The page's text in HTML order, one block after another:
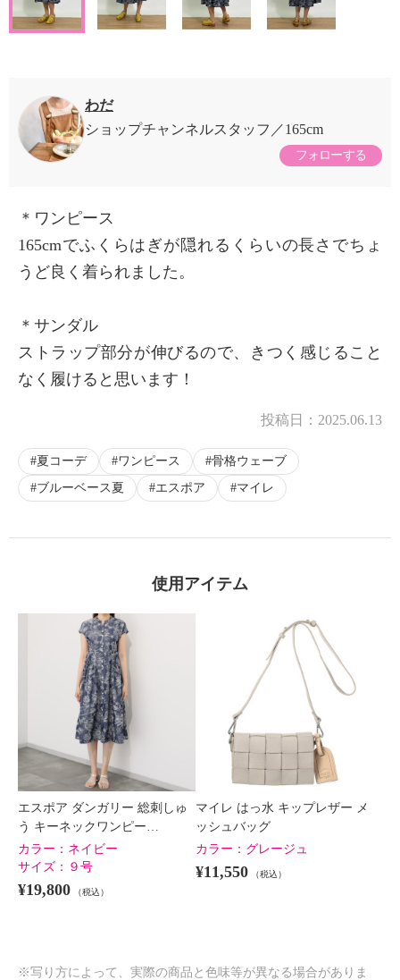
わだ
ショップチャンネルスタッフ
165cm
フォローする
＊ワンピース
165cmでふくらはぎが隠れるくらいの長さでちょ
うど良く着られました。
＊サンダル
ストラップ部分が伸びるので、きつく感じること
なく履けると思います！
投稿日： 2025.06.13
夏コーデ ワンピース
骨格ウェーブ
ブルーベース夏
エスポア マイレ
使用アイテム
エスポア ダンガリー 総刺しゅ
う キーネックワンピー…
カラー： ネイビー
サイズ： ９号
¥19,800 （税込）
マイレ はっ水 キップレザー メ
ッシュバッグ
カラー： グレージュ
¥11,550 （税込）
※写り方によって、実際の商品と色味等が異なる場合がありま